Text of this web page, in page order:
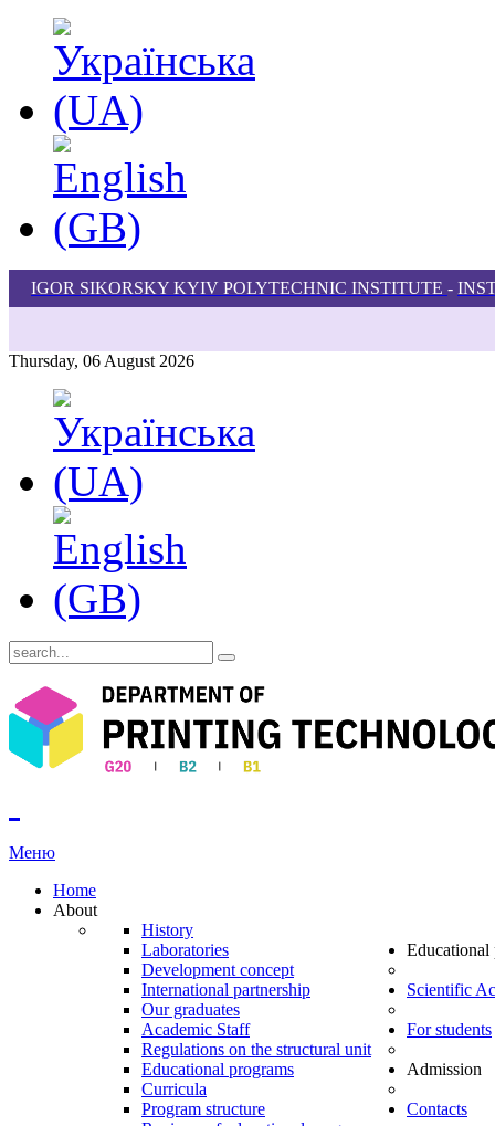
IGOR SIKORSKY KYIV POLYTECHNIC INSTITUTE -
Thursday, 06 August 2026
Меню
Home
About
History
Laboratories
Development concept
International partnership
Our graduates
Academic Staff
Regulations on the structural unit
Educational
Educational programs
Curricula
Program structure
Scientific
For students
Admission
Contacts